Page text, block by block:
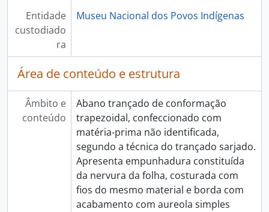
Entidade
custodiado
ra
Museu Nacional dos Povos Indígenas
Área de conteúdo e estrutura
Âmbito e
conteúdo
Abano trançado de conformação
trapezoidal, confeccionado com
matéria-prima não identificada,
segundo a técnica do trançado sarjado.
Apresenta empunhadura constituída
da nervura da folha, costurada com
fios do mesmo material e borda com
acabamento com aureola simples